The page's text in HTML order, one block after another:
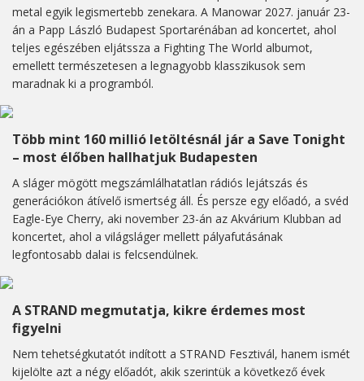
metal egyik legismertebb zenekara. A Manowar 2027. január 23-
án a Papp László Budapest Sportarénában ad koncertet, ahol
teljes egészében eljátssza a Fighting The World albumot,
emellett természetesen a legnagyobb klasszikusok sem
maradnak ki a programból.
Több mint 160 millió letöltésnál jár a Save Tonight
– most élőben hallhatjuk Budapesten
A sláger mögött megszámlálhatatlan rádiós lejátszás és
generációkon átívelő ismertség áll. És persze egy előadó, a svéd
Eagle-Eye Cherry, aki november 23-án az Akvárium Klubban ad
koncertet, ahol a világsláger mellett pályafutásának
legfontosabb dalai is felcsendülnek.
A STRAND megmutatja, kikre érdemes most
figyelni
Nem tehetségkutatót indított a STRAND Fesztivál, hanem ismét
kijelölte azt a négy előadót, akik szerintük a következő évek